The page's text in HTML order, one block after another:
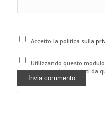
Accetto la politica sulla
Utilizzando questo
gestione dei tuoi dati da